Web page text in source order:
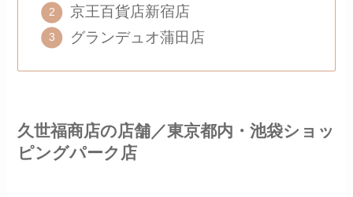
京王百貨店新宿店
グランデュオ蒲田店
久世福商店の店舗／東京都内・池袋ショッ
ピングパーク店